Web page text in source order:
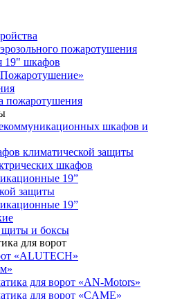
пожаротушения
19" шкафов
пожаротушения
шкафов и
климатической защиты
шкафов
19”
защиты
19”
щиты и боксы
для ворот
«ALUTECH»
для ворот «AN-Motors»
для ворот «CAME»